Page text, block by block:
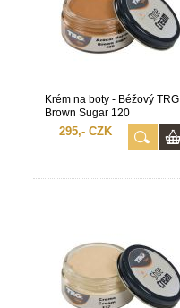
Krém na boty - Béžový TRG
Brown Sugar 120
295,- CZK